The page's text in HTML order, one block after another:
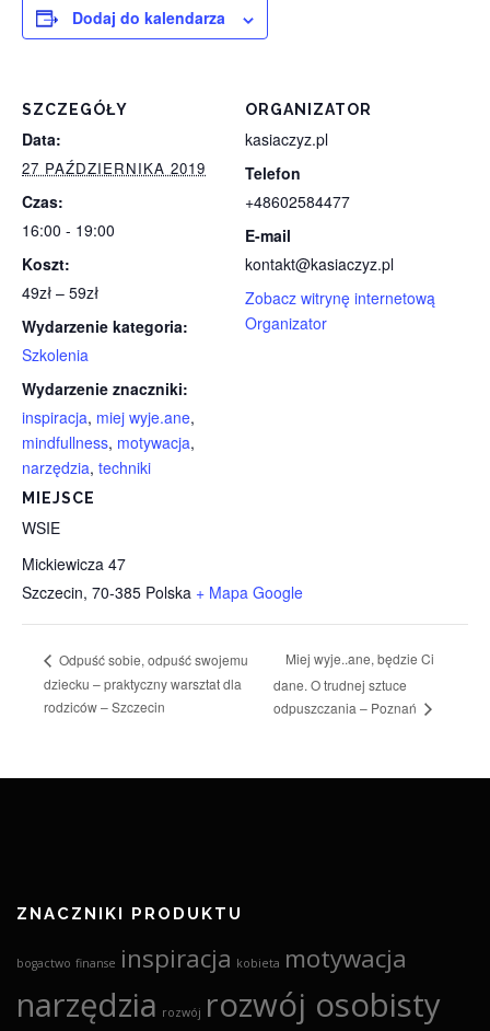
Dodaj do kalendarza
SZCZEGÓŁY
Data:
27 PAŹDZIERNIKA 2019
Czas:
16:00 - 19:00
Koszt:
49zł – 59zł
Wydarzenie kategoria:
Szkolenia
Wydarzenie znaczniki:
inspiracja, miej wyje.ane,
mindfullness, motywacja,
narzędzia, techniki
MIEJSCE
WSIE
Mickiewicza 47
Szczecin, 70-385 Polska + Mapa Google
ORGANIZATOR
kasiaczyz.pl
Telefon
+48602584477
E-mail
kontakt@kasiaczyz.pl
Zobacz witrynę internetową
Organizator
Odpuść sobie, odpuść swojemu
dziecku – praktyczny warsztat dla
rodziców – Szczecin
Miej wyje..ane, będzie Ci
dane. O trudnej sztuce
odpuszczania – Poznań
ZNACZNIKI PRODUKTU
bogactwo finanse inspiracja kobieta motywacja
narzędzia rozwój rozwój osobisty